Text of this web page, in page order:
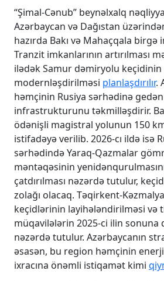
“Şimal-Cənub” beynəlxalq
Azərbaycan və Dağıstan
hazırda Bakı və Mahaçqala birgə
Tranzit imkanlarının artırılması
ilədək Samur dəmiryolu keçidinin
modernləşdirilməsi planlaşdırılır.
həmçinin Rusiya sərhədinə
infrastrukturunu təkmilləşdirir.
ödənişli magistral yolunun 150
istifadəyə verilib. 2026-cı ildə isə
sərhədində Yaraq-Qazmalar
məntəqəsinin
çatdırılması nəzərdə tutulur,
zolağı olacaq. Təqirkent-
keçidlərinin layihələndirilməsi və
müqavilələrin 2025-ci ilin sonuna
nəzərdə tutulur. Azərbaycanın
əsasən, bu region həmçinin enerji
ixracına önəmli istiqamət kimi